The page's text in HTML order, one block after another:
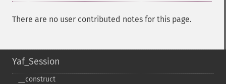
There are no user contributed notes for this page.
Yaf_Session
_​_​construct